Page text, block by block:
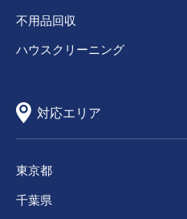
不用品回収
ハウスクリーニング
対応エリア
東京都
千葉県